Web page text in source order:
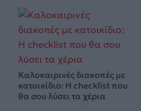
Καλοκαιρινές διακοπές με
κατοικίδιο: Η checklist που
θα σου λύσει τα χέρια